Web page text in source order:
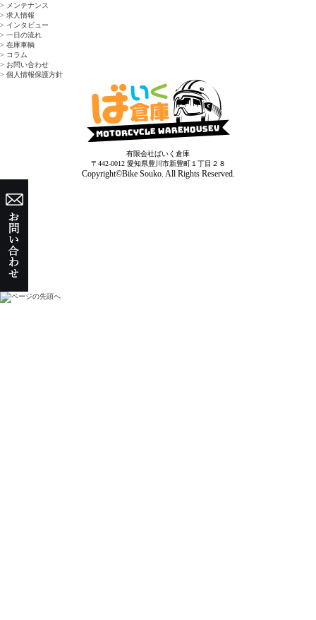
> メンテナンス
> 求人情報
> インタビュー
> 一日の流れ
> 在庫車輌
> コラム
> お問い合わせ
> 個人情報保護方針
有限会社ばいく倉庫
〒442-0012 愛知県豊川市新豊町１丁目２８
Copyright©Bike Souko. All Rights Reserved.